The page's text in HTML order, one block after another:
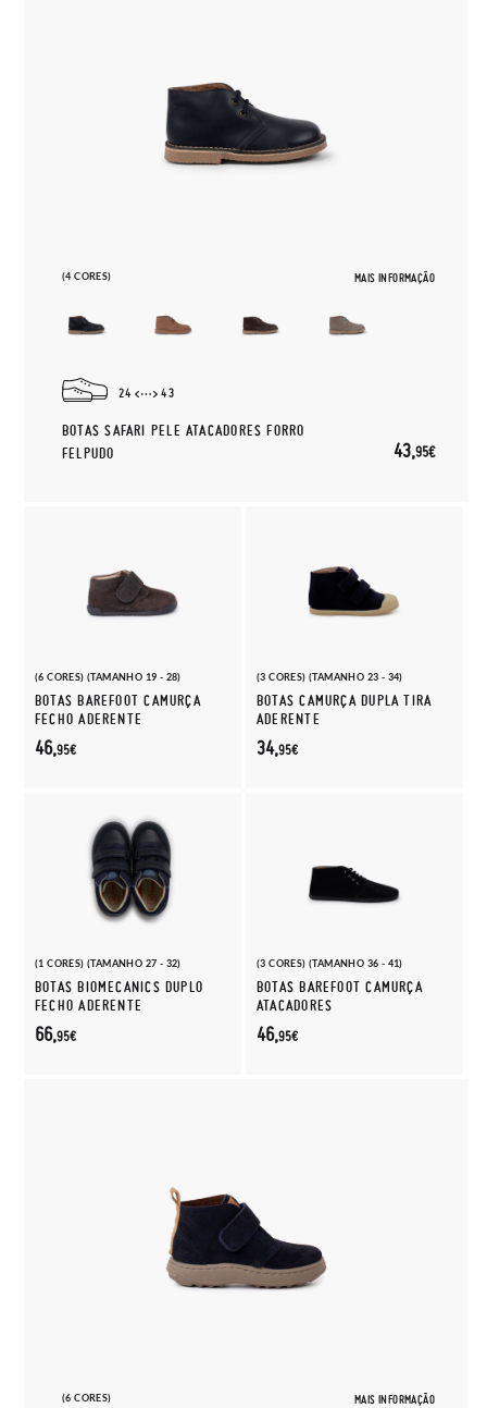
(4 CORES) MAIS INFORMAÇÃO
24 43
BOTAS SAFARI PELE ATACADORES FORRO
FELPUDO
43,95€
(6 CORES) (TAMANHO 19 - 28)
BOTAS BAREFOOT CAMURÇA
FECHO ADERENTE
46,95€
(3 CORES) (TAMANHO 23 - 34)
BOTAS CAMURÇA DUPLA TIRA
ADERENTE
34,95€
(1 CORES) (TAMANHO 27 - 32)
BOTAS BIOMECANICS DUPLO
FECHO ADERENTE
66,95€
(3 CORES) (TAMANHO 36 - 41)
BOTAS BAREFOOT CAMURÇA
ATACADORES
46,95€
(6 CORES) MAIS INFORMAÇÃO